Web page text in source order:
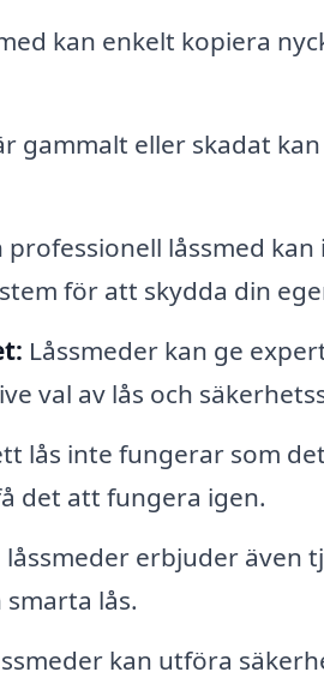
kan enkelt kopiera
gammalt eller skadat
professionell låssmed
för att skydda din
Låssmeder kan ge
val av lås och
lås inte fungerar som
det att fungera igen.
låssmeder erbjuder även
lås.
kan utföra